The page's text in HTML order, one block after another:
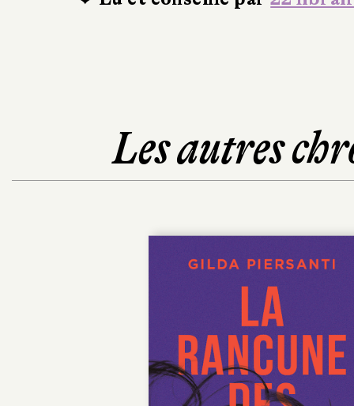
Les autres